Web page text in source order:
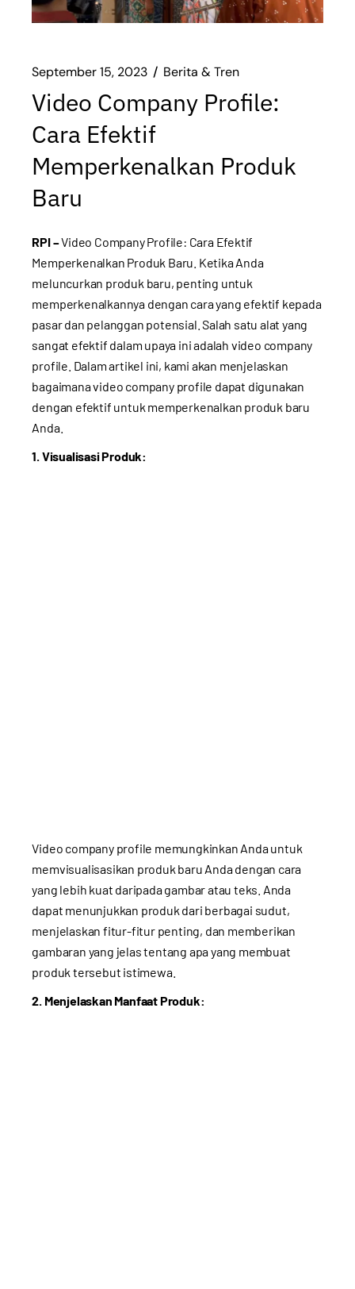
September 15, 2023 Berita & Tren
Video Company Profile:
Cara Efektif
Memperkenalkan Produk
Baru
RPI –Video Company Profile: Cara Efektif
Memperkenalkan Produk Baru. Ketika Anda
meluncurkan produk baru, penting untuk
memperkenalkannya dengan cara yang efektif kepada
pasar dan pelanggan potensial. Salah satu alat yang
sangat efektif dalam upaya ini adalah video company
profile. Dalam artikel ini, kami akan menjelaskan
bagaimana video company profile dapat digunakan
dengan efektif untuk memperkenalkan produk baru
Anda.
1. Visualisasi Produk:
Video company profile memungkinkan Anda untuk
memvisualisasikan produk baru Anda dengan cara
yang lebih kuat daripada gambar atau teks. Anda
dapat menunjukkan produk dari berbagai sudut,
menjelaskan fitur-fitur penting, dan memberikan
gambaran yang jelas tentang apa yang membuat
produk tersebut istimewa.
2. Menjelaskan Manfaat Produk: